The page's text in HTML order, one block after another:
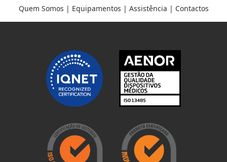
Quem Somos | Equipamentos | Assistência | Contactos